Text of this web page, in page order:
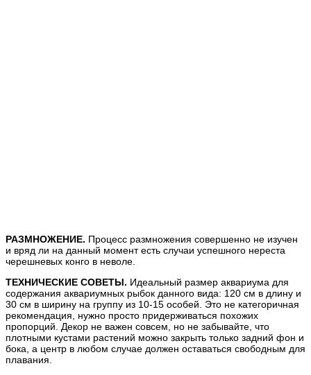
РАЗМНОЖЕНИЕ. Процесс размножения совершенно не изучен
и вряд ли на данный момент есть случаи успешного нереста
черешневых конго в неволе.
ТЕХНИЧЕСКИЕ СОВЕТЫ. Идеальный размер аквариума для
содержания аквариумных рыбок данного вида: 120 см в длину и
30 см в ширину на группу из 10-15 особей. Это не категоричная
рекомендация, нужно просто придерживаться похожих
пропорций. Декор не важен совсем, но не забывайте, что
плотными кустами растений можно закрыть только задний фон и
бока, а центр в любом случае должен оставаться свободным для
плавания.